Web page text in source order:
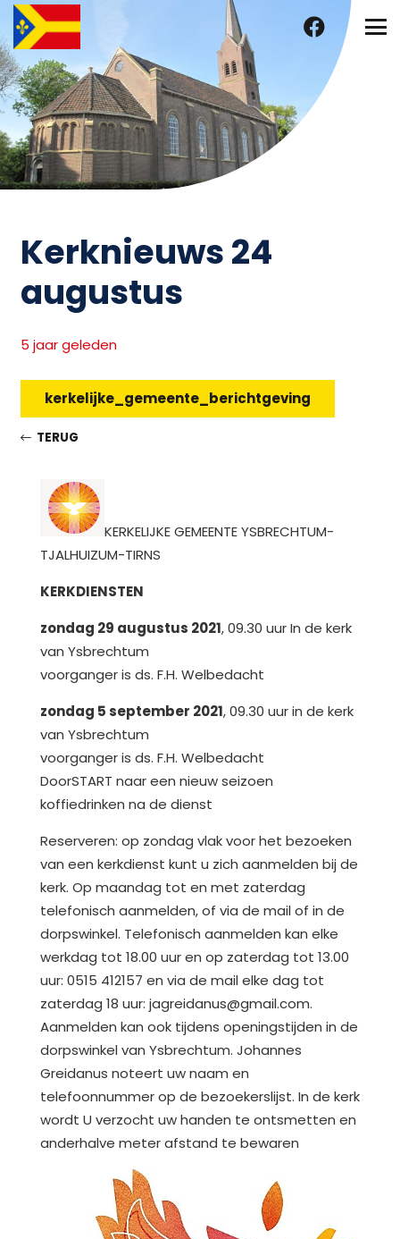
Kerknieuws 24
augustus
5 jaar geleden
kerkelijke_gemeente_berichtgeving
TERUG
KERKELIJKE GEMEENTE YSBRECHTUM-
TJALHUIZUM-TIRNS
KERKDIENSTEN
zondag 29 augustus 2021, 09.30 uur In de kerk
van Ysbrechtum
voorganger is ds. F.H. Welbedacht
zondag 5 september 2021, 09.30 uur in de kerk
van Ysbrechtum
voorganger is ds. F.H. Welbedacht
DoorSTART naar een nieuw seizoen
koffiedrinken na de dienst
Reserveren: op zondag vlak voor het bezoeken
van een kerkdienst kunt u zich aanmelden bij de
kerk. Op maandag tot en met zaterdag
telefonisch aanmelden, of via de mail of in de
dorpswinkel. Telefonisch aanmelden kan elke
werkdag tot 18.00 uur en op zaterdag tot 13.00
uur: 0515 412157 en via de mail elke dag tot
zaterdag 18 uur: jagreidanus@gmail.com.
Aanmelden kan ook tijdens openingstijden in de
dorpswinkel van Ysbrechtum. Johannes
Greidanus noteert uw naam en
telefoonnummer op de bezoekerslijst. In de kerk
wordt U verzocht uw handen te ontsmetten en
anderhalve meter afstand te bewaren